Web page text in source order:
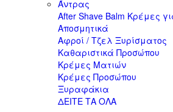
Άντρας
After Shave Balm Κρέμες
Αποσμητικά
Αφροί / Τζελ Ξυρίσματος
Καθαριστικά Προσώπου
Κρέμες Ματιών
Κρέμες Προσώπου
Ξυραφάκια
ΔΕΙΤΕ ΤΑ ΟΛΑ